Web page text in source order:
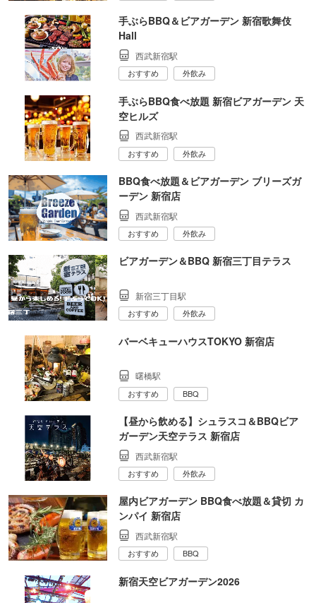
手ぶらBBQ＆ビアガーデン 新宿歌舞伎
Hall
西武新宿駅
おすすめ 外飲み
手ぶらBBQ食べ放題 新宿ビアガーデン 天
空ヒルズ
西武新宿駅
おすすめ 外飲み
BBQ食べ放題＆ビアガーデン ブリーズガ
ーデン 新宿店
西武新宿駅
おすすめ 外飲み
ビアガーデン＆BBQ 新宿三丁目テラス
新宿三丁目駅
おすすめ 外飲み
バーベキューハウスTOKYO 新宿店
曙橋駅
おすすめ BBQ
【昼から飲める】シュラスコ＆BBQビア
ガーデン天空テラス 新宿店
西武新宿駅
おすすめ 外飲み
屋内ビアガーデン BBQ食べ放題＆貸切 カ
ンパイ 新宿店
西武新宿駅
おすすめ BBQ
新宿天空ビアガーデン2026